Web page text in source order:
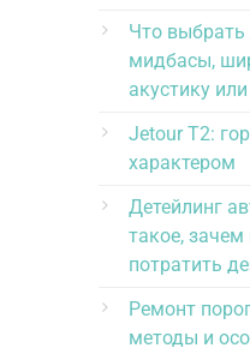
Что
мидбасы,
акустику
Jetour T2:
характером
Детейлинг
такое,
потратить
Ремонт
методы и